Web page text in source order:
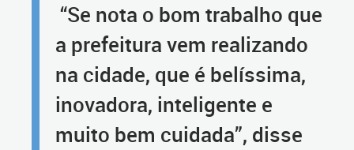
“Se nota o bom trabalho que
a prefeitura vem realizando
na cidade, que é belíssima,
inovadora, inteligente e
muito bem cuidada”, disse